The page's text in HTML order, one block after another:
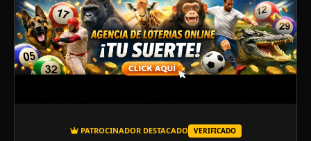
PATROCINADOR DESTACADO VERIFICADO